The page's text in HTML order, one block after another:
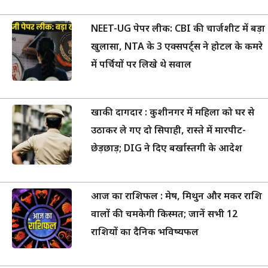
NEET-UG पेपर लीक: CBI की चार्जशीट में बड़ा
खुलासा, NTA के 3 एक्सपर्ट्स ने होटल के कमरे
में पर्चियों पर लिखे थे सवाल
खाकी दागदार : कुशीनगर में महिला को घर से
उठाकर ले गए दो सिपाही, रास्ते में मारपीट-
छेड़छाड़; DIG ने दिए बर्खास्तगी के आदेश
आज का राशिफल : मेष, मिथुन और मकर राशि
वालों की चमकेगी किस्मत; जानें सभी 12
राशियों का दैनिक भविष्यफल